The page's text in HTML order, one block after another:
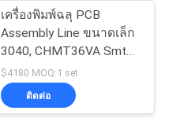
เครื่องพิมพ์ฉลุ PCB
Assembly Line ขนาดเล็ก
3040, CHMT36VA Smt
Machine, 420 Reflow
Oven
$4180 MOQ:1 set
ติดต่อ